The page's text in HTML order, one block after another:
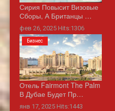
Сирия Повысит Визовые
Сборы, А Британцы …
фев 26, 2025 Hits:1306
Отель Fairmont The Palm
В Дубае Будет Пр…
янв 17, 2025 Hits:1443
Бизнес